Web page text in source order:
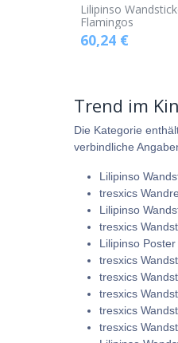
Lilipinso
Flamingos
60,24€
Trend im
Die Kategorie
verbindliche
Lilipinso
tresxics
Lilipinso
tresxics
Lilipinso
tresxics
tresxics
tresxics
tresxics
tresxics